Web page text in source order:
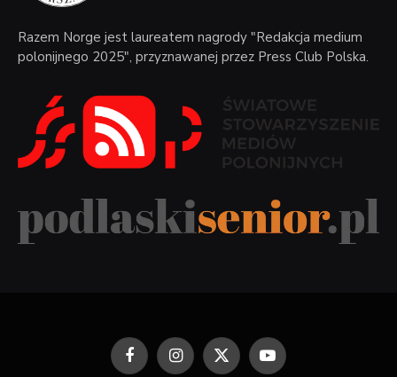
Razem Norge jest laureatem nagrody "Redakcja medium
polonijnego 2025", przyznawanej przez Press Club Polska.
FacebookInstagram
X
YouTube